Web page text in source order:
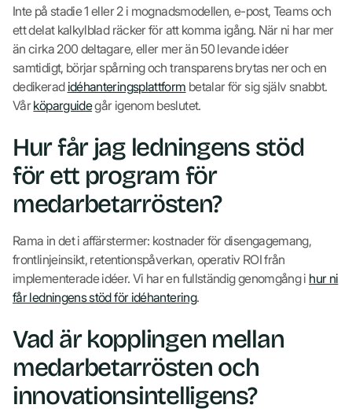
Inte på stadie 1 eller 2 i mognadsmodellen, e-post, Teams och
ett delat kalkylblad räcker för att komma igång. När ni har mer
än cirka 200 deltagare, eller mer än 50 levande idéer
samtidigt, börjar spårning och transparens brytas ner och en
dedikerad idéhanteringsplattform betalar för sig själv snabbt.
Vårköparguidegår igenom beslutet.
Hur får jag ledningens stöd
för ett program för
medarbetarrösten?
Rama in det i affärstermer: kostnader för disengagemang,
frontlinjeinsikt, retentionspåverkan, operativ ROI från
implementerade idéer. Vi har en fullständig genomgång i hur ni
får ledningens stöd för idéhantering.
Vad är kopplingen mellan
medarbetarrösten och
innovationsintelligens?